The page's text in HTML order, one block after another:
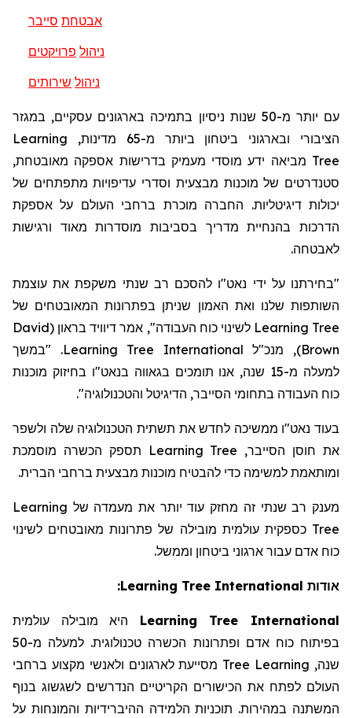
אבטחת סייבר
ניהול פרויקטים
ניהול שירותים
עם יותר מ-50 שנות ניסיון בתמיכה בארגונים עסקיים, במגזר
הציבורי ובארגוני ביטחון ביותר מ-65 מדינות,
Learning
Tree מביאה ידע מוסדי מעמיק בדרישות אספקה מאובטחת,
סטנדרטים של מוכנות מבצעית וסדרי עדיפויות מתפתחים של
יכולות דיגיטליות. החברה מוכרת ברחבי העולם על אספקת
הדרכות בהנחיית מדריך בסביבות מוסדרות מאוד ורגישות
לאבטחה.
"בחירתנו על ידי נאט"ו להסכם רב שנתי משקפת את עוצמת
השותפות שלנו ואת האמון שניתן בפתרונות המאובטחים של
Learning Tree לשינוי כוח העבודה", אמר דיוויד בראון (David
Brown), מנכ"ל Learning Tree International. "במשך
למעלה מ-15 שנה, אנו תומכים בגאווה בנאט"ו בחיזוק מוכנות
כוח העבודה בתחומי הסייבר, הדיגיטל והטכנולוגיה".
בעוד נאט"ו ממשיכה לחדש את תשתית הטכנולוגיה שלה ולשפר
את חוסן הסייבר, Learning Tree תספק הכשרה מוסמכת
ומותאמת למשימה כדי להבטיח מוכנות מבצעית ברחבי הברית.
מענק רב שנתי זה מחזק עוד יותר את מעמדה של Learning
Tree כספקית עולמית מובילה של פתרונות מאובטחים לשינוי
כוח אדם עבור ארגוני ביטחון וממשל.
אודות Learning Tree International
:
Learning Tree International היא מובילה
עולמית
בפיתוח כוח אדם ופתרונות הכשרה טכנולוגית. למעלה מ-50
שנה,
Learning
Tree מסייעת לארגונים ולאנשי מקצוע ברחבי
העולם לפתח את הכישורים הקריטיים הנדרשים לשגשוג בנוף
המשתנה במהירות. תוכניות הלמידה ההיברידיות והמונחות על